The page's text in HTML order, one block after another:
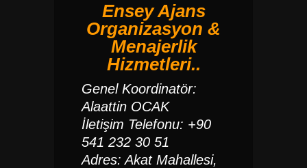
Ensey Ajans
Organizasyon &
Menajerlik
Hizmetleri..
Genel Koordinatör:
Alaattin OCAK
İletişim Telefonu: +90
541 232 30 51
Adres: Akat Mahallesi,